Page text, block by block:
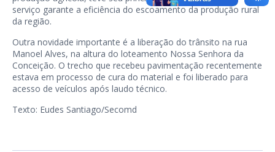
serviço garante a eficiência do escoamento da produção rural
da região.
Outra novidade importante é a liberação do trânsito na rua
Manoel Alves, na altura do loteamento Nossa Senhora da
Conceição. O trecho que recebeu pavimentação recentemente
estava em processo de cura do material e foi liberado para
acesso de veículos após laudo técnico.
Texto: Eudes Santiago/Secomd